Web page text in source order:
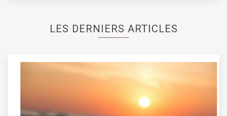
LES DERNIERS ARTICLES